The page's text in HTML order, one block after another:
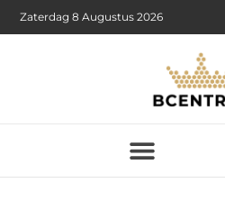
Zaterdag 8 Augustus 2026